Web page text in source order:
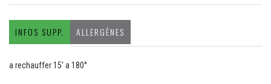
INFOS SUPP. ALLERGÈNES
a rechauffer 15' a 180°